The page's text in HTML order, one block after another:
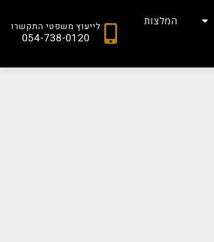
המלצות
לייעוץ משפטי התקשרו
054-738-0120